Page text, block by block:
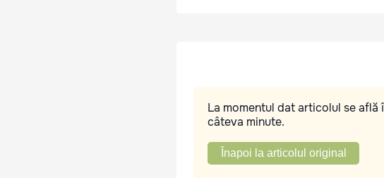
La momentul dat articolul se
câteva minute.
Înapoi la articolul original